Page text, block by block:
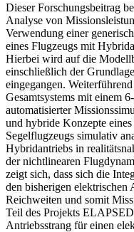
Dieser Forschungsbeitrag
Analyse von
Verwendung einer
eines Flugzeugs mit
Hierbei wird auf die
einschließlich der
eingegangen.
Gesamtsystems mit einem
automatisierter
und hybride Konzepte
Segelflugzeugs simulativ
Hybridantriebs in
der nichtlinearen
zeigt sich, dass sich die
den bisherigen elektrischen
Reichweiten und somit
Teil des Projekts
Antriebsstrang für einen